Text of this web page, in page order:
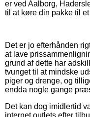
er ved Aalborg,
til at køre din pakke til
Det er jo efterhånden
at lave
grund af dette har
tvunget til at mindske
piger og drenge, og
endda nogle gange
Det kan dog imidlertid
internet outlets efter